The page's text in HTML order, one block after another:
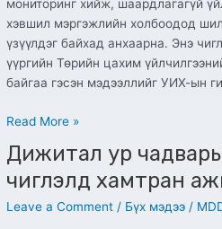
мониторинг хийж, шаардлагагүй
хэвшил мэргэжлийн холбоодод
үзүүлдэг байхад анхаарна. Энэ
үүргийн Төрийн цахим
байгаа гэсэн мэдээллийг УИХ-ын
Read More »
Дижитал ур
чиглэлд хамтран
Leave a Comment / Бүх мэдээ /
Дижитал
ур
чадварыг
сайжруулах